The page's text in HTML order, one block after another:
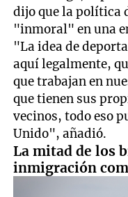
dijo que la política
"inmoral" en una
"La idea de
aquí legalmente,
que trabajan en
que tienen sus
vecinos, todo eso
Unido", añadió.
La mitad de los
inmigración